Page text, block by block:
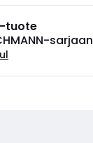
-tuote
sarjaan